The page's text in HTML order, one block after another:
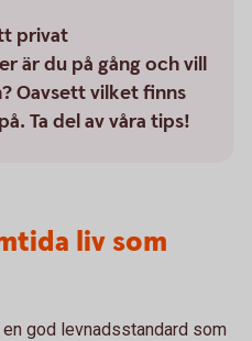
privat
är du på gång och vill
Oavsett vilket finns
Ta del av våra tips!
liv som
god levnadsstandard som